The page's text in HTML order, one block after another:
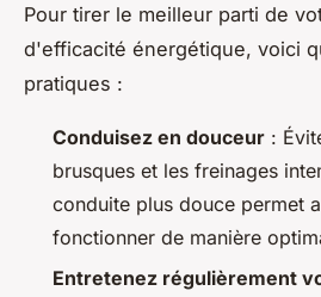
Pour tirer le meilleur parti de
d'efficacité énergétique, voici
pratiques :
Conduisez en douceur :
brusques et les freinages
conduite plus douce permet
fonctionner de manière
Entretenez régulièrement